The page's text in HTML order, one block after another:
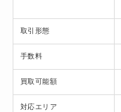
取引形態
手数料
買取可能額
対応エリア